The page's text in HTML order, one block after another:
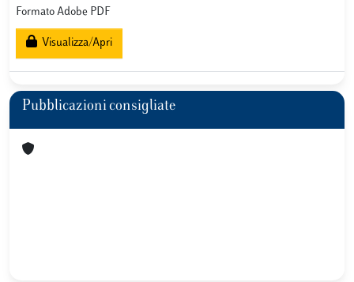
Formato Adobe PDF
Visualizza/Apri
Pubblicazioni consigliate